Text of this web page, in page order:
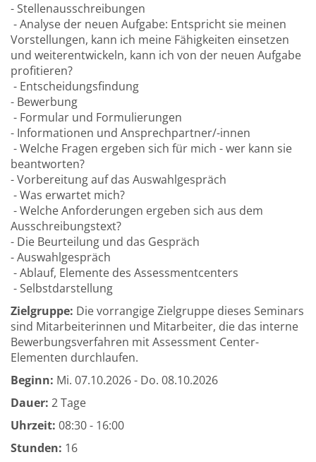
- Stellenausschreibungen
- Analyse der neuen Aufgabe: Entspricht sie meinen
Vorstellungen, kann ich meine Fähigkeiten einsetzen
und weiterentwickeln, kann ich von der neuen Aufgabe
profitieren?
- Entscheidungsfindung
- Bewerbung
- Formular und Formulierungen
- Informationen und Ansprechpartner/-innen
- Welche Fragen ergeben sich für mich - wer kann sie
beantworten?
- Vorbereitung auf das Auswahlgespräch
- Was erwartet mich?
- Welche Anforderungen ergeben sich aus dem
Ausschreibungstext?
- Die Beurteilung und das Gespräch
- Auswahlgespräch
- Ablauf, Elemente des Assessmentcenters
- Selbstdarstellung
Zielgruppe: Die vorrangige Zielgruppe dieses Seminars
sind Mitarbeiterinnen und Mitarbeiter, die das interne
Bewerbungsverfahren mit Assessment Center-
Elementen durchlaufen.
Beginn: Mi. 07.10.2026 - Do. 08.10.2026
Dauer: 2 Tage
Uhrzeit: 08:30 - 16:00
Stunden: 16